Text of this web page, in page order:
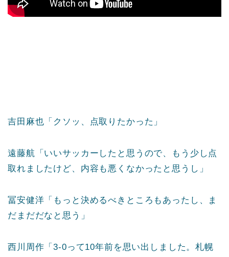
吉田麻也「クソッ、点取りたかった」
遠藤航「いいサッカーしたと思うので、もう少し点
取れましたけど、内容も悪くなかったと思うし」
冨安健洋「もっと決めるべきところもあったし、ま
だまだだなと思う」
西川周作「3-0って10年前を思い出しました。札幌